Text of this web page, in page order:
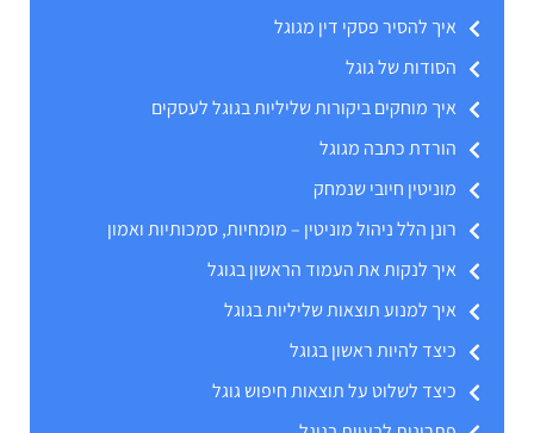
איך להסיר פסקי דין מגוגל
הסודות של גוגל
איך מוחקים ביקורות שליליות בגוגל לעסקים
הורדת כתבה מגוגל
מוניטין חיובי שנמחק
רונן הלל ניהול מוניטין – מומחיות, סמכותיות ואמון
איך לנקות את העמוד הראשון בגוגל
איך למנוע תוצאות שליליות בגוגל
כיצד להיות ראשון בגוגל
כיצד לשלוט על תוצאות חיפוש גוגל